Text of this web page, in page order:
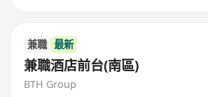
兼職 最新
兼職酒店前台(南區)
BTH Group